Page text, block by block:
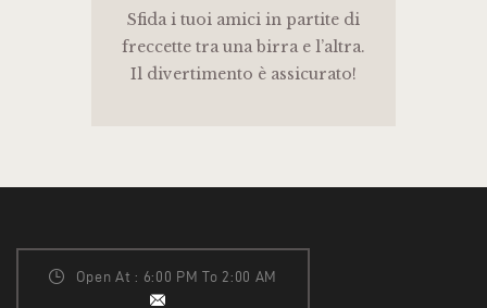
Sfida i tuoi amici in partite di
freccette tra una birra e l’altra.
Il divertimento è assicurato!
Open At : 6:00 PM To 2:00 AM